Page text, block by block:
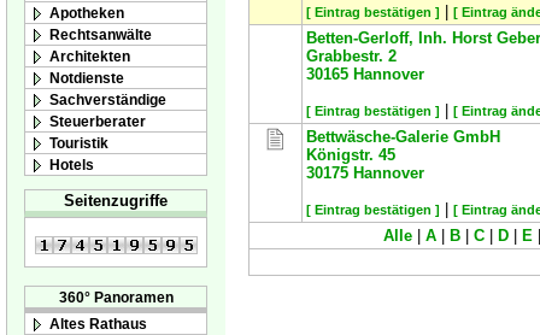
Apotheken
Rechtsanwälte
Architekten
Notdienste
Sachverständige
Steuerberater
Touristik
Hotels
Seitenzugriffe
360° Panoramen
Altes Rathaus
[ Eintrag bestätigen ] [ Eintrag
Betten-Gerloff, Inh. Horst
Grabbestr. 2
30165 Hannover
[ Eintrag bestätigen ] [ Eintrag
Bettwäsche-Galerie GmbH
Königstr. 45
30175 Hannover
[ Eintrag bestätigen ] [ Eintrag
Alle A B C D E